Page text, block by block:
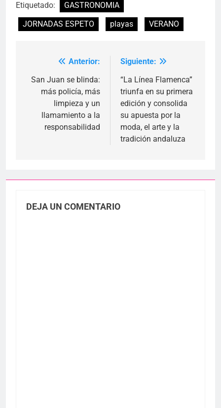
Etiquetado:
GASTRONOMIA
JORNADAS ESPETO
playas VERANO
Navegación
de
entradas
Anterior:
San Juan se blinda:
más policía, más
limpieza y un
llamamiento a la
responsabilidad
Siguiente:
“La Línea Flamenca”
triunfa en su primera
edición y consolida
su apuesta por la
moda, el arte y la
tradición andaluza
DEJA UN COMENTARIO